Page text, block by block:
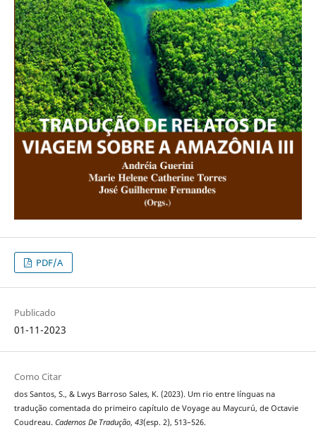
PDF/A
Publicado
01-11-2023
Como Citar
dos Santos, S., & Lwys Barroso Sales, K. (2023). Um rio entre línguas na
tradução comentada do primeiro capítulo de Voyage au Maycurú, de Octavie
Coudreau. Cadernos De Tradução, 43(esp. 2), 513–526.